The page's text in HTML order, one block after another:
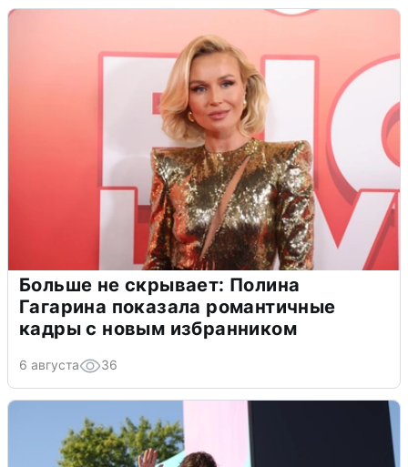
Больше не скрывает: Полина
Гагарина показала романтичные
кадры с новым избранником
6 августа 36